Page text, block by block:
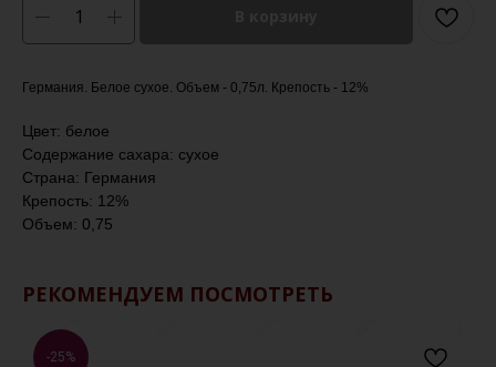
Германия. Белое сухое. Объем - 0,75л. Крепость - 12%
Цвет: белое
Содержание сахара: сухое
Страна: Германия
Крепость: 12%
Объем: 0,75
РЕКОМЕНДУЕМ ПОСМОТРЕТЬ
-25%